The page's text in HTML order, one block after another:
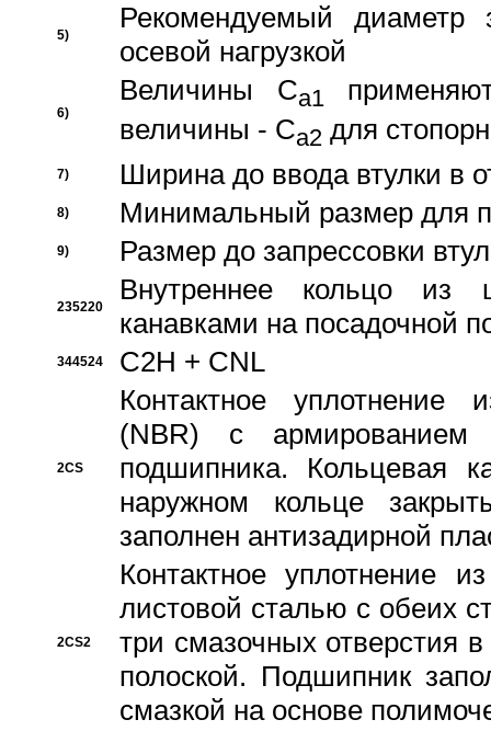
5)
Рекомендуемый диаметр
осевой нагрузкой
6)
Величины Ca1
величины - Ca2 для
7) Ширина до ввода втулки в
8) Минимальный размер для
9) Размер до запрессовки
235220
Внутреннее кольцо из
канавками на посадочной
344524 C2H + CNL
2CS
Контактное уплотнение
(NBR) с
подшипника. Кольцевая
наружном кольце
заполнен антизадирной
2CS2
Контактное уплотнение
листовой сталью с обеих
три смазочных отверстия
полоской. Подшипник
смазкой на основе